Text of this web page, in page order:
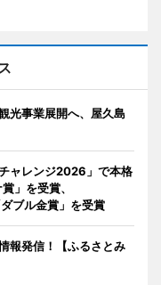
光事業展開へ、屋久島
ャレンジ2026」で本格
」を受賞、
ブル金賞」を受賞
報発信！【ふるさとみ